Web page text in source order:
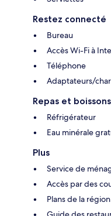
Restez connecté
Bureau
Accès Wi-Fi à
Téléphone
Adaptateurs/
Repas et boissons
Réfrigérateur
Eau minérale
Plus
Service de
Accès par des
Plans de la région